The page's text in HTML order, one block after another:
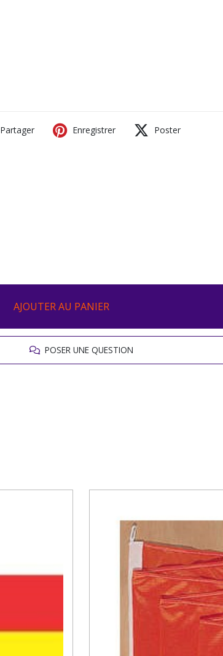
Partager Enregistrer Poster
AJOUTER AU PANIER
POSER UNE QUESTION